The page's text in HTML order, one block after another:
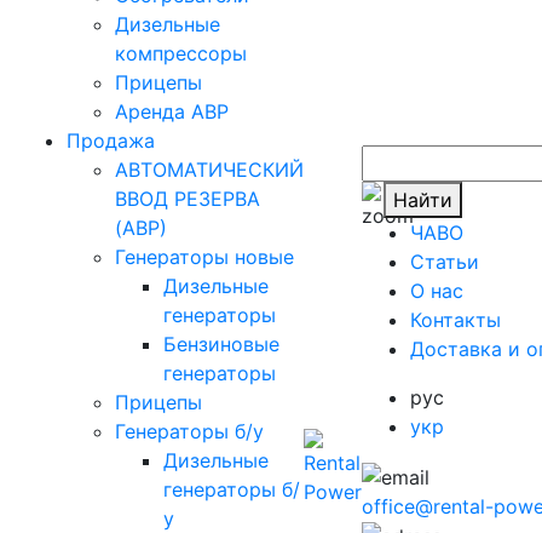
Дизельные
компрессоры
Прицепы
Аренда АВР
Продажа
АВТОМАТИЧЕСКИЙ
ВВОД РЕЗЕРВА
(АВР)
Генераторы новые
Дизельные
генераторы
Бензиновые
генераторы
Прицепы
Генераторы б/у
Дизельные
генераторы б/
у
Найти
ЧАВО
Cтатьи
O нас
Контакты
Доставка и
рус
укр
office@rental-